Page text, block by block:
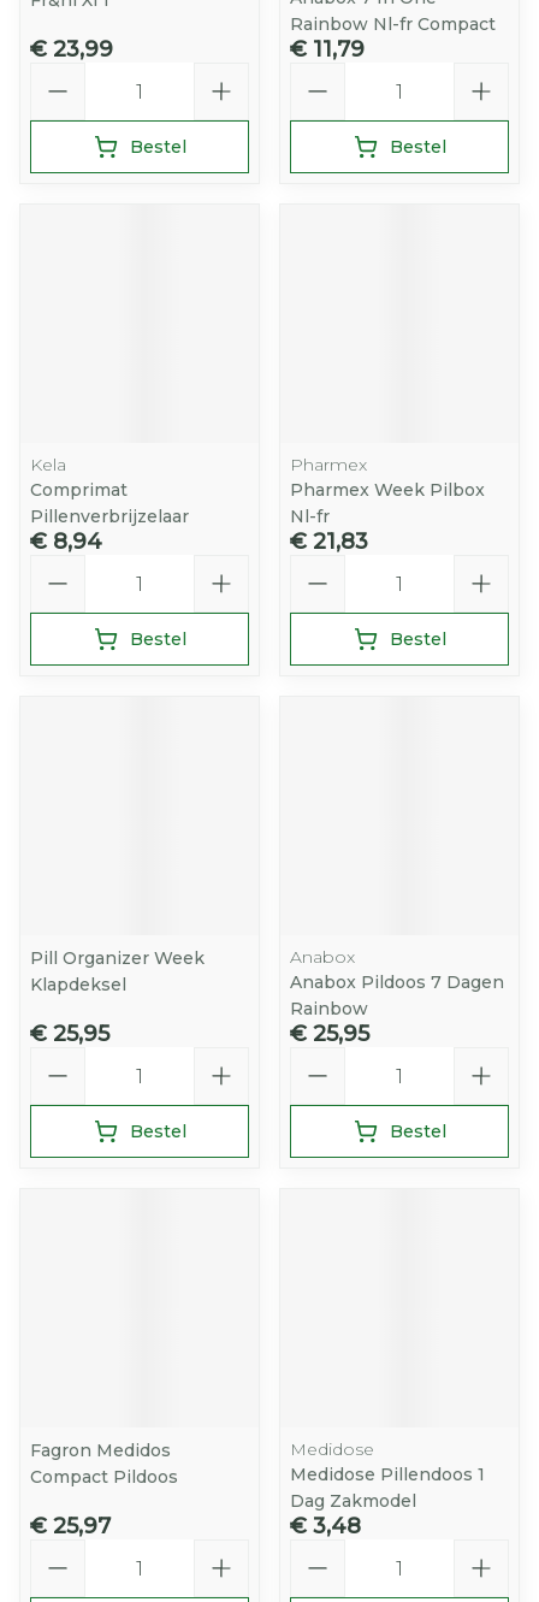
€ 23,99
Bestel
Rainbow Nl-fr Compact
€ 11,79
Bestel
Kela
Comprimat
Pillenverbrijzelaar
€ 8,94
Bestel
Pharmex
Pharmex Week Pilbox
Nl-fr
€ 21,83
Bestel
Pill Organizer Week
Klapdeksel
€ 25,95
Bestel
Anabox
Anabox Pildoos 7 Dagen
Rainbow
€ 25,95
Bestel
Fagron Medidos
Compact Pildoos
€ 25,97
Medidose
Medidose Pillendoos 1
Dag Zakmodel
€ 3,48